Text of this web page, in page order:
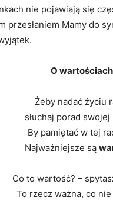
nie pojawiają się
przesłaniem Mamy do
O wartościach
Żeby nadać życiu
słuchaj porad swojej
By pamiętać w tej
Najważniejsze są
Co to wartość? –
To rzecz ważna, co